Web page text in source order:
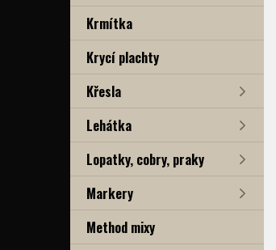
Krmítka
Krycí plachty
Křesla
Lehátka
Lopatky, cobry, praky
Markery
Method mixy